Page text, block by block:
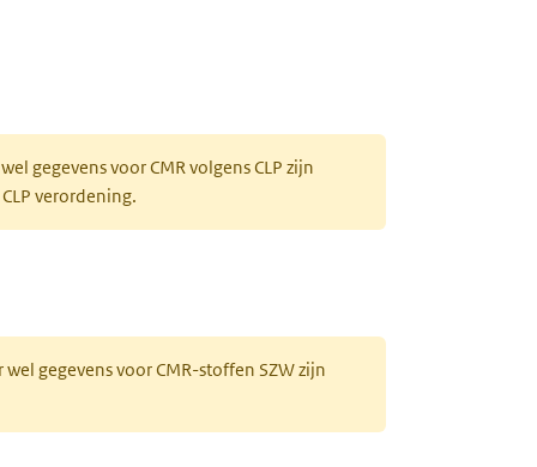
gegevens voor CMR volgens CLP zijn
verordening.
gegevens voor CMR-stoffen SZW zijn